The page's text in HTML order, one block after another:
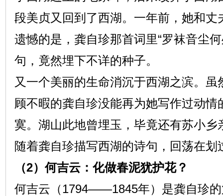
段美贞又回到了西湖。一年前，她和丈
遗憾的是，龚自珍那首词里“罗袜音尘
句，竟然埋下不详的种子。
又一个美丽的生命消沉于西湖之滨。
顾不暇的龚自珍没能再为她写作过动情
寞。湖山此地曾埋玉，毕竟还有苏小乡
随着龚自珍描写西湖的诗句，回荡在划
（2）何吉云：化做春泥犹护花？
何吉云（1794——1845年）是龚自珍